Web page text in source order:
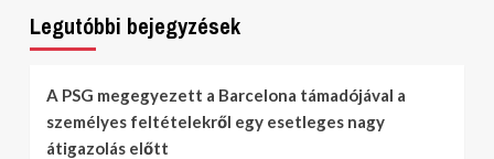
Legutóbbi bejegyzések
A PSG megegyezett a Barcelona támadójával a
személyes feltételekről egy esetleges nagy
átigazolás előtt